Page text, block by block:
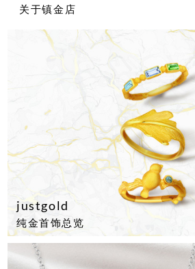
关于镇金店
justgold
纯金首饰总览